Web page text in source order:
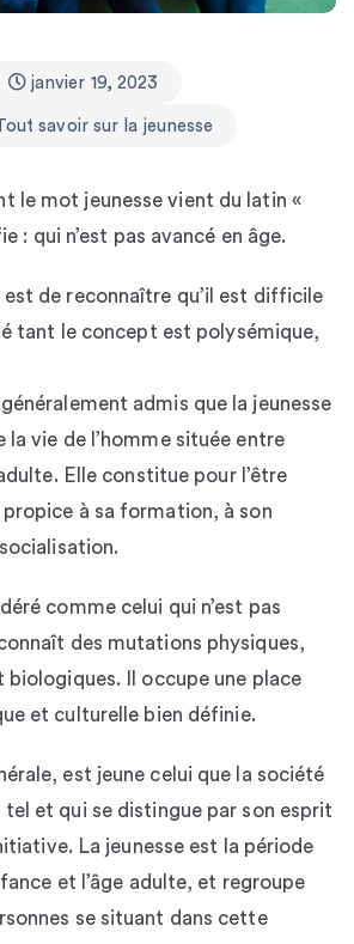
janvier 19, 2023
savoir sur la jeunesse
le mot jeunesse vient du latin «
: qui n’est pas avancé en âge.
de reconnaître qu’il est difficile
tant le concept est polysémique,
admis que la jeunesse
la vie de l’homme située entre
Elle constitue pour l’être
propice à sa formation, à son
comme celui qui n’est pas
des mutations physiques,
biologiques. Il occupe une place
et culturelle bien définie.
est jeune celui que la société
et qui se distingue par son esprit
La jeunesse est la période
et l’âge adulte, et regroupe
se situant dans cette